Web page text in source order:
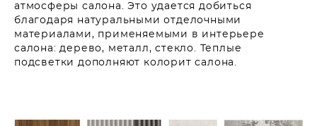
атмосферы салона. Это удается добиться
благодаря натуральными отделочными
материалами, применяемыми в интерьере
салона: дерево, металл, стекло. Теплые
подсветки дополняют колорит салона.